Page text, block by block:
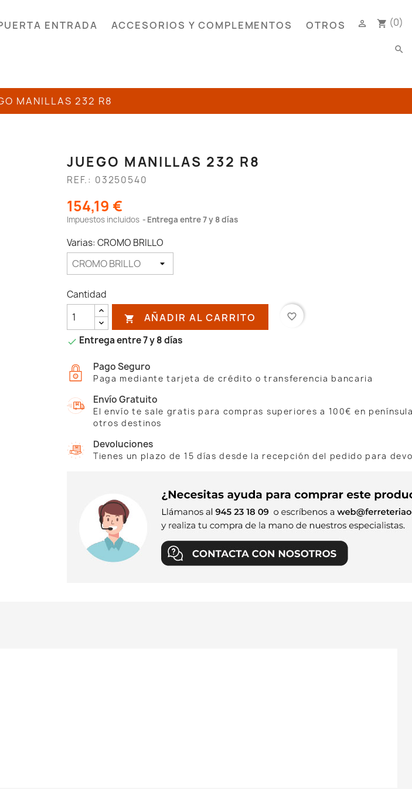
ENTRADA ACCESORIOS Y COMPLEMENTOS OTROS shopping_cart (0)

search
MANILLAS 232 R8
JUEGO MANILLAS 232 R8
REF.: 03250540
154,19 €
Impuestos incluidos Entrega entre 7 y 8 días
Varias: CROMO BRILLO
Cantidad
 AÑADIR AL CARRITO favorite_border
 Entrega entre 7 y 8 días
Pago Seguro
Paga mediante tarjeta de crédito o transferencia bancaria
Envío Gratuito
El envío te sale gratis para compras superiores a 100€ en
otros destinos
Devoluciones
Tienes un plazo de 15 días desde la recepción del pedido para